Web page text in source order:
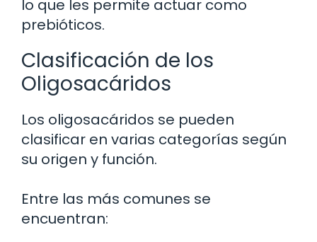
lo que les permite actuar como
prebióticos.
Clasificación de los
Oligosacáridos
Los oligosacáridos se pueden
clasificar en varias categorías según
su origen y función.
Entre las más comunes se
encuentran: